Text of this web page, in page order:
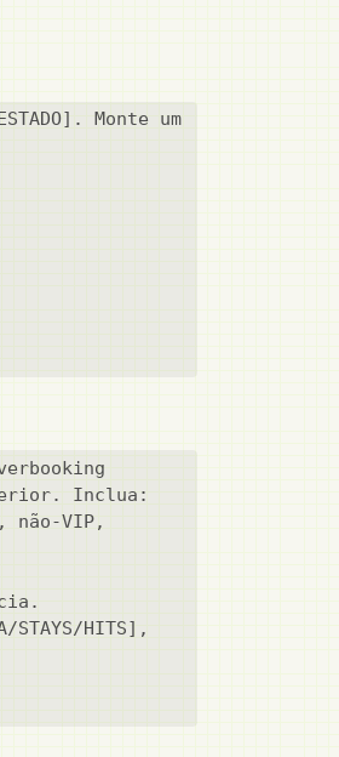
Monte um
Inclua:
não-VIP,
HITS],